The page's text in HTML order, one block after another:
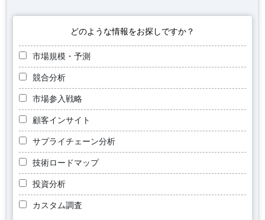
どのような情報をお探しですか？
市場規模・予測
競合分析
市場参入戦略
顧客インサイト
サプライチェーン分析
技術ロードマップ
投資分析
カスタム調査